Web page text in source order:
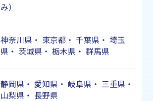
み）
神奈川県 ・ 東京都・ 千葉県 ・ 埼玉
県 ・ 茨城県 ・ 栃木県 ・ 群馬県
静岡県 ・ 愛知県 ・ 岐阜県 ・ 三重県 ・
山梨県 ・ 長野県